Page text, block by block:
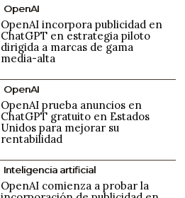
OpenAI
OpenAI incorpora publicidad en
ChatGPT en estrategia piloto
dirigida a marcas de gama
media-alta
OpenAI
OpenAI prueba anuncios en
ChatGPT gratuito en Estados
Unidos para mejorar su
rentabilidad
Inteligencia artificial
OpenAI comienza a probar la